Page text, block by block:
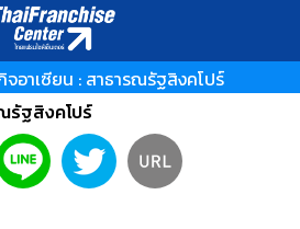
จอาเซียน : สาธารณรัฐสิงคโปร์
รัฐสิงคโปร์